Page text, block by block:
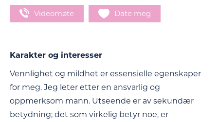
Videomøte Date meg
Karakter og interesser
Vennlighet og mildhet er essensielle egenskaper
for meg. Jeg leter etter en ansvarlig og
oppmerksom mann. Utseende er av sekundær
betydning; det som virkelig betyr noe, er